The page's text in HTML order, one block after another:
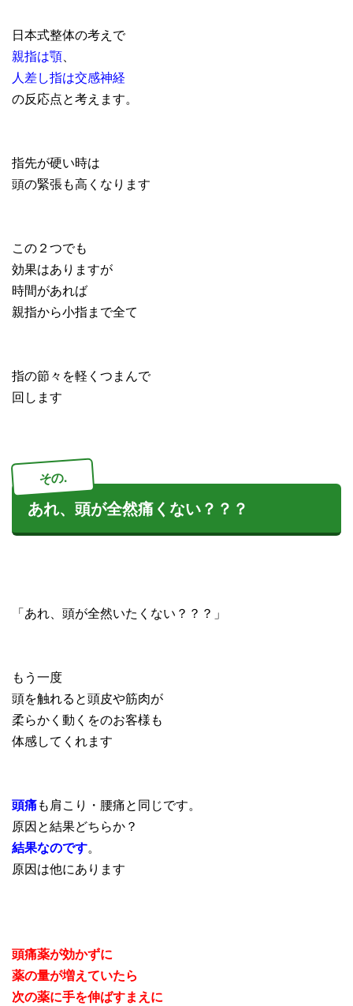
日本式整体の考えで
親指は顎、
人差し指は交感神経
の反応点と考えます。
指先が硬い時は
頭の緊張も高くなります
この２つでも
効果はありますが
時間があれば
親指から小指まで全て
指の節々を軽くつまんで
回します
その.
あれ、頭が全然痛くない？？？
「あれ、頭が全然いたくない？？？」
もう一度
頭を触れると頭皮や筋肉が
柔らかく動くをのお客様も
体感してくれます
頭痛も肩こり・腰痛と同じです。
原因と結果どちらか？
結果なのです。
原因は他にあります
頭痛薬が効かずに
薬の量が増えていたら
次の薬に手を伸ばすまえに